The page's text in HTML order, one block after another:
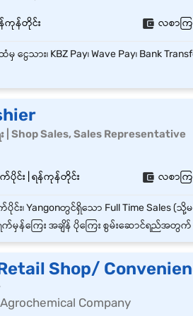
ကုန်တိုင်း လစာက
| Shop Sales, Sales Representative
ပိုင်း | ရန်ကုန်တိုင်း လစာက
မှန်ကြေး အချိန် ပိုကြေး စွမ်းဆောင်ရည်အတွ
Shop/
Company